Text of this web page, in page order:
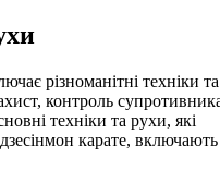
різноманітні техніки
контроль
техніки та рухи, які
карате, включають